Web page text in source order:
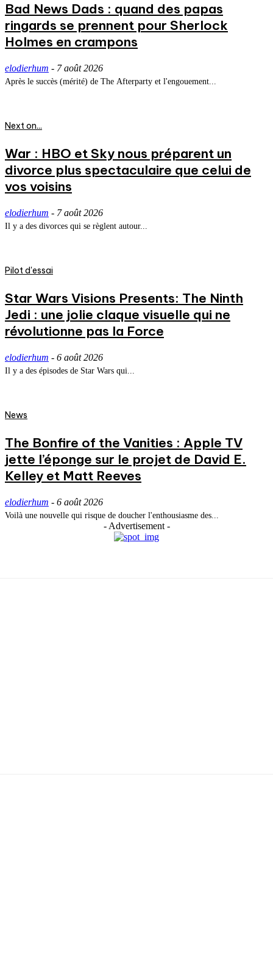
Bad News Dads : quand des papas
ringards se prennent pour Sherlock
Holmes en crampons
elodierhum - 7 août 2026
Après le succès (mérité) de The Afterparty et l'engouement...
Next on...
War : HBO et Sky nous préparent un
divorce plus spectaculaire que celui de
vos voisins
elodierhum - 7 août 2026
Il y a des divorces qui se règlent autour...
Pilot d'essai
Star Wars Visions Presents: The Ninth
Jedi : une jolie claque visuelle qui ne
révolutionne pas la Force
elodierhum - 6 août 2026
Il y a des épisodes de Star Wars qui...
News
The Bonfire of the Vanities : Apple TV
jette l’éponge sur le projet de David E.
Kelley et Matt Reeves
elodierhum - 6 août 2026
Voilà une nouvelle qui risque de doucher l'enthousiasme des...
- Advertisement -